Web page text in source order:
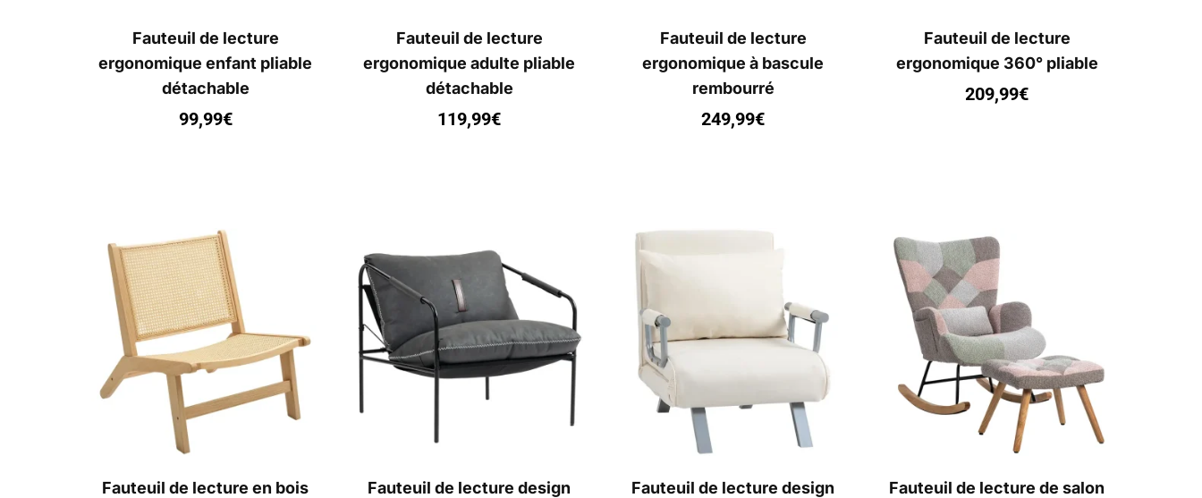
Fauteuil de lecture
ergonomique enfant pliable
détachable
99,99€
Fauteuil de lecture
ergonomique adulte pliable
détachable
119,99€
Fauteuil de lecture
ergonomique à bascule
rembourré
249,99€
Fauteuil de lecture
ergonomique 360° pliable
209,99€
Fauteuil de lecture en bois
Fauteuil de lecture design
Fauteuil de lecture design
Fauteuil de lecture de salon